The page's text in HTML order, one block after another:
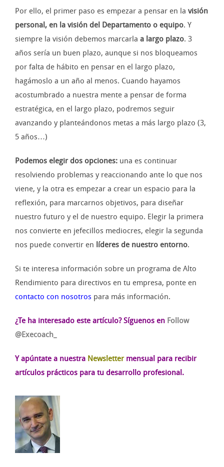
Por ello, el primer paso es empezar a pensar en la visión
personal, en la visión del Departamento o equipo. Y
siempre la visión debemos marcarla a largo plazo. 3
años sería un buen plazo, aunque si nos bloqueamos
por falta de hábito en pensar en el largo plazo,
hagámoslo a un año al menos. Cuando hayamos
acostumbrado a nuestra mente a pensar de forma
estratégica, en el largo plazo, podremos seguir
avanzando y planteándonos metas a más largo plazo (3,
5 años…)
Podemos elegir dos opciones: una es continuar
resolviendo problemas y reaccionando ante lo que nos
viene, y la otra es empezar a crear un espacio para la
reflexión, para marcarnos objetivos, para diseñar
nuestro futuro y el de nuestro equipo. Elegir la primera
nos convierte en jefecillos mediocres, elegir la segunda
nos puede convertir en líderes de nuestro entorno.
Si te interesa información sobre un programa de Alto
Rendimiento para directivos en tu empresa, ponte en
contacto con nosotros para más información.
¿Te ha interesado este artículo?Síguenos en Follow
@Execoach_
Y apúntate a nuestra Newslettermensual para recibir
artículos prácticos para tu desarrollo profesional.